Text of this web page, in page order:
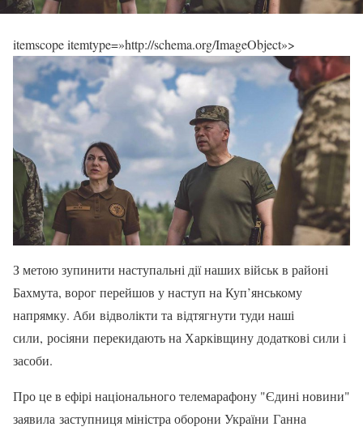
itemscope itemtype=»http://schema.org/ImageObject»>
З метою зупинити наступальні дії наших військ в районі
Бахмута, ворог перейшов у наступ на Куп’янському
напрямку. Аби відволікти та відтягнути туди наші
сили, росіяни перекидають на Харківщину додаткові сили і
засоби.
Про це в ефірі національного телемарафону "Єдині новини"
заявила заступниця міністра оборони України Ганна